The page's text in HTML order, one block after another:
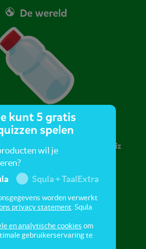
de gratis demo van Squla.
Bestel nu
De wereld
Plastic
gemaakt? Ontdek in deze quiz
over dit materiaal.
kunt 5 gratis
spelen
wil je
Squla + TaalExtra
worden verwerkt
privacy statement . Squla
en analytische cookies om
gebruikerservaring te